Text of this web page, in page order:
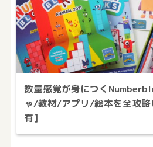
数量感覚が身につく
ゃ/教材/アプリ/絵本を全攻略
有】